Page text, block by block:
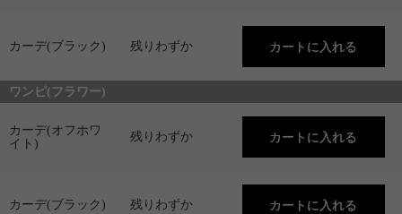
カーデ(ブラック) 残りわずか
ワンピ(フラワー)
カーデ(オフホワ
イト)
残りわずか
カーデ(ブラック) 残りわずか